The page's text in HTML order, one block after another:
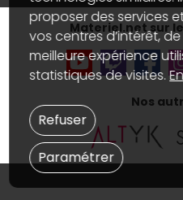
Accessibilité : non conforme
Materiel.net sur
Nos
proposer des services
vos centres d’intérêt,
meilleure expérience
statistiques de visites.
Paramétrer
Refuser